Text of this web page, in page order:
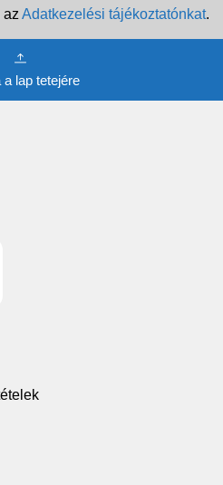
az Adatkezelési tájékoztatónkat.
lap tetejére